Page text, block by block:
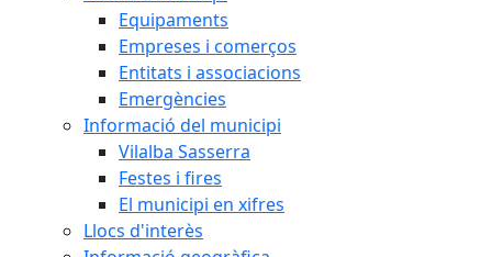
Equipaments
Empreses i comerços
Entitats i associacions
Emergències
Informació del municipi
Vilalba Sasserra
Festes i fires
El municipi en xifres
Llocs d'interès